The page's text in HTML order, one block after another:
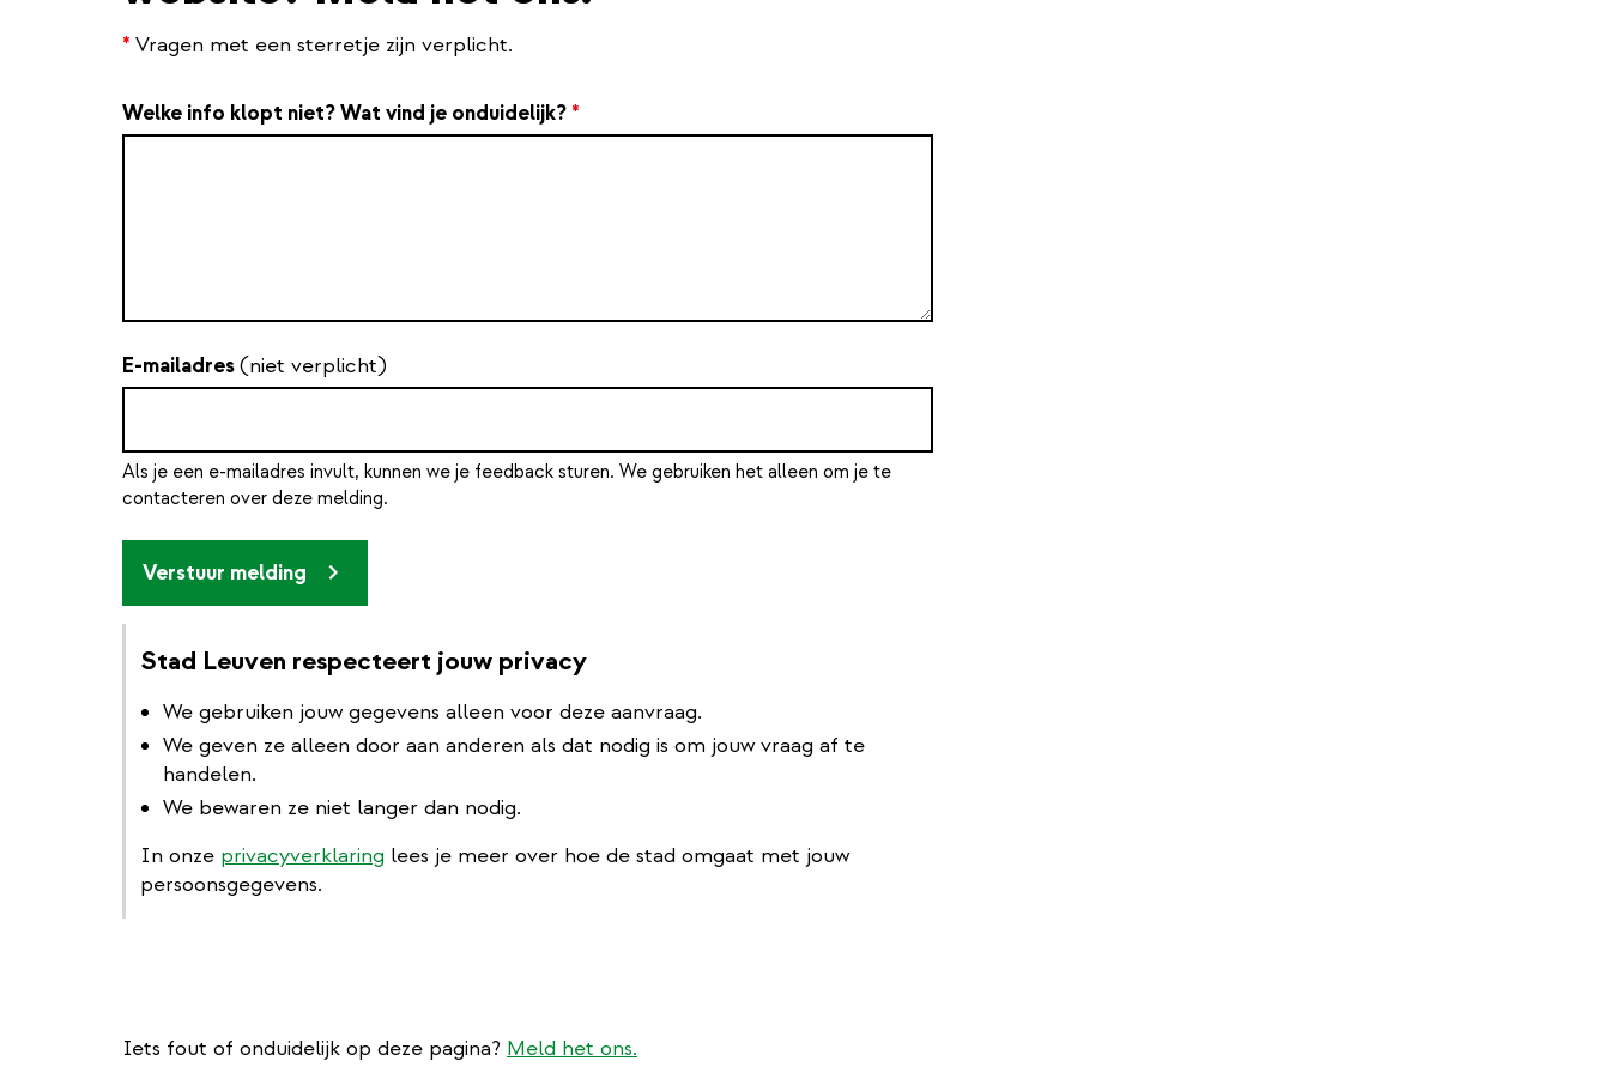
* Vragen met een sterretje zijn verplicht.
Welke info klopt niet? Wat vind je onduidelijk? *
E-mailadres(niet verplicht)
Als je een e-mailadres invult, kunnen we je feedback sturen. We gebruiken het alleen om je te
contacteren over deze melding.
Verstuur melding
Stad Leuven respecteert jouw privacy
We gebruiken jouw gegevens alleen voor deze aanvraag.
We geven ze alleen door aan anderen als dat nodig is om jouw vraag af te
handelen.
We bewaren ze niet langer dan nodig.
In onze privacyverklaring lees je meer over hoe de stad omgaat met jouw
persoonsgegevens.
Iets fout of onduidelijk op deze pagina? Meld het ons.